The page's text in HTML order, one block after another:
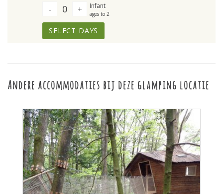
- 0 + Infant
ages to 2
SELECT DAYS
Andere accommodaties bij deze glamping locatie